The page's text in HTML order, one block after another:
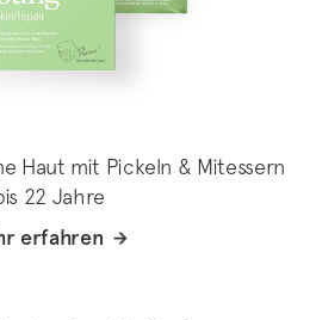
Haut mit Pickeln & Mitessern
22 Jahre
erfahren